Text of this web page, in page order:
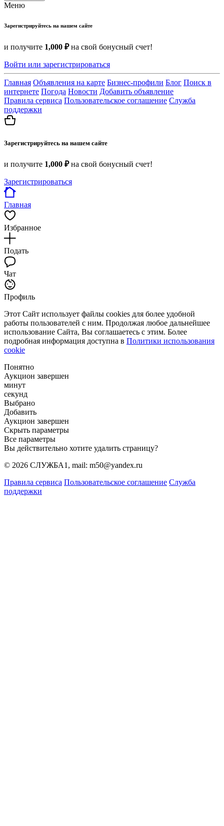
Меню
Зарегистрируйтесь на нашем сайте
и получите 1,000 ₽на свой бонусный счет!
Войти или зарегистрироваться
Главная Объявления на карте Бизнес-профили Блог Поиск в
интернете Погода Новости Добавить объявление
Правила сервиса Пользовательское соглашение Служба
поддержки
Зарегистрируйтесь на нашем сайте
и получите 1,000 ₽на свой бонусный счет!
Зарегистрироваться
Главная
Избранное
Подать
Чат
Профиль
Этот Сайт использует файлы cookies для более удобной
работы пользователей с ним. Продолжая любое дальнейшее
использование Сайта, Вы соглашаетесь с этим. Более
подробная информация доступна в Политики использования
cookie
Понятно
Аукцион завершен
минут
секунд
Выбрано
Добавить
Аукцион завершен
Скрыть параметры
Все параметры
Вы действительно хотите удалить страницу?
© 2026 СЛУЖБА1, mail: m50@yandex.ru
Правила сервиса Пользовательское соглашение Служба
поддержки